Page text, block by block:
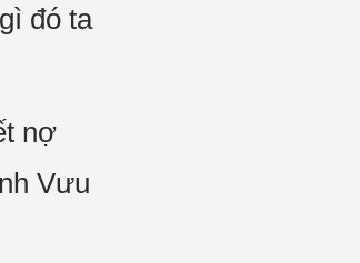
đó ta
nợ
Vưu